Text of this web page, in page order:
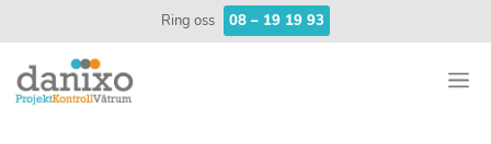
innehåll
Ring oss 08 – 19 19 93